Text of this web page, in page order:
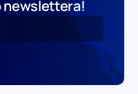
newslettera!